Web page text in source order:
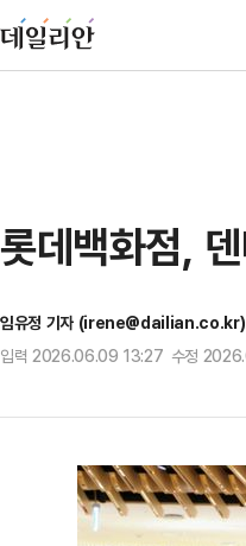
롯데백화점,
임유정 기자 (irene@dailian.co.kr)
입력 2026.06.09 13:27 수정